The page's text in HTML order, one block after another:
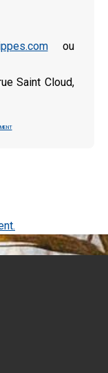
ou
Saint Cloud,